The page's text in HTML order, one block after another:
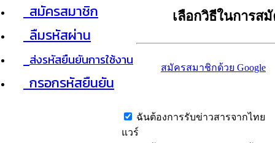
สมัครสมาชิก
ลืมรหัสผ่าน
ส่งรหัสยืนยันการใช้งาน
กรอกรหัสยืนยัน
เลือกวิธีในการส
สมัครสมาชิกด้วย Google
ฉันต้องการรับข่าวสารจากไทย
แวร์